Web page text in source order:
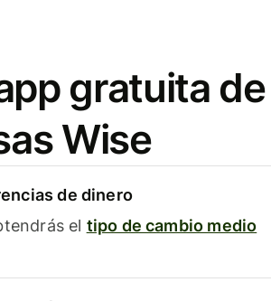
gratuita de
Wise
de dinero
el tipo de cambio medio